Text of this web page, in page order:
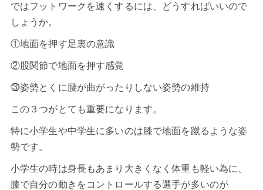
ではフットワークを速くするには、どうすればいいので
しょうか。
①地面を押す足裏の意識
②股関節で地面を押す感覚
⓷姿勢とくに腰が曲がったりしない姿勢の維持
この３つがとても重要になります。
特に小学生や中学生に多いのは膝で地面を蹴るような姿
勢です。
小学生の時は身長もあまり大きくなく体重も軽い為に、
膝で自分の動きをコントロールする選手が多いのが